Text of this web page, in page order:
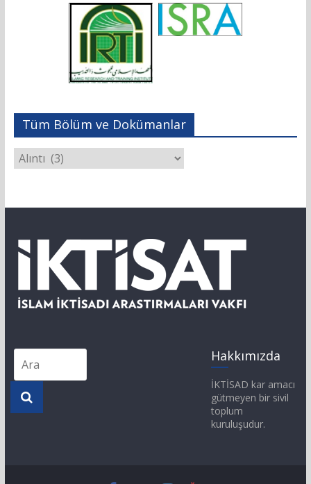
Tüm Bölüm ve Dokümanlar
Hakkımızda
İKTİSAD kar amacı
gütmeyen bir sivil
toplum
kuruluşudur.